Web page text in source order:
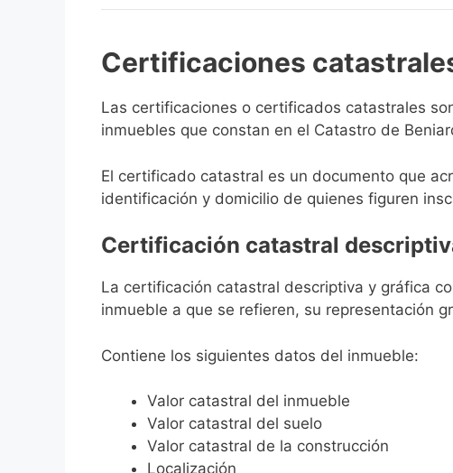
Certificaciones
Las certificaciones o certificados catastrales
inmuebles que constan en el Catastro de
El certificado catastral es un documento que
identificación y domicilio de quienes figuren
Certificación catastral
La certificación catastral descriptiva y gráfica
inmueble a que se refieren, su representación
Contiene los siguientes datos del inmueble:
Valor catastral del inmueble
Valor catastral del suelo
Valor catastral de la construcción
Localización